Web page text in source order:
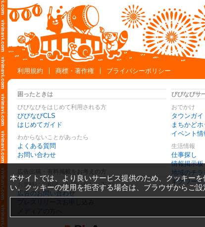
利用規約
商標・著作権 プライバシーポリシー
困ったときは
びびなびをはじめて利用される方
びびなびCLS
はじめてガイド
わからないことがあったら
よくある質問
お問い合わせ
お気軽にご相談・お問い合わせ下さい
広告のお問い合わせ
プレスリリースお申し込み
メディアの方へ
びびなびサ
おでかけ
タウンガイ
まちかど
イベント情
生活情報
仕事探し
情報掲示板
地域のチラ
ギグワーク
本サイトでは、より良いサービス提供のため、クッキー
い。クッキーの使用を拒否する場合は、ブラウザからご設